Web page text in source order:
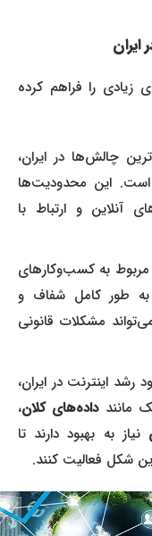
را فراهم کرده
چالش‌ها در ایران،
این محدودیت‌ها
و ارتباط با
به کسب‌وکارهای
طور کامل شفاف و
مشکلات قانونی
اینترنت در ایران،
داده‌های کلان،
به بهبود دارند تا
شکل فعالیت کنند.